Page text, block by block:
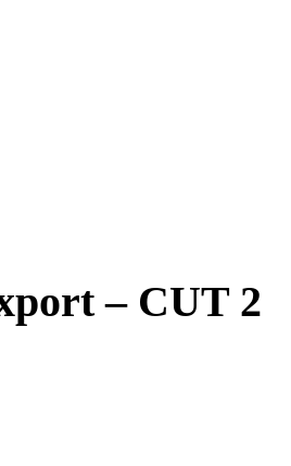
– CUT 2